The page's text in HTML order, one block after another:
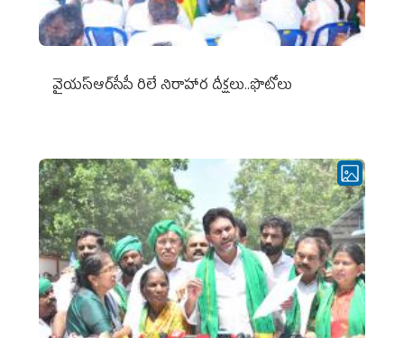
వైయ‌స్ఆర్‌సీపీ రిలే నిరాహార దీక్షలు..ఫొటోలు